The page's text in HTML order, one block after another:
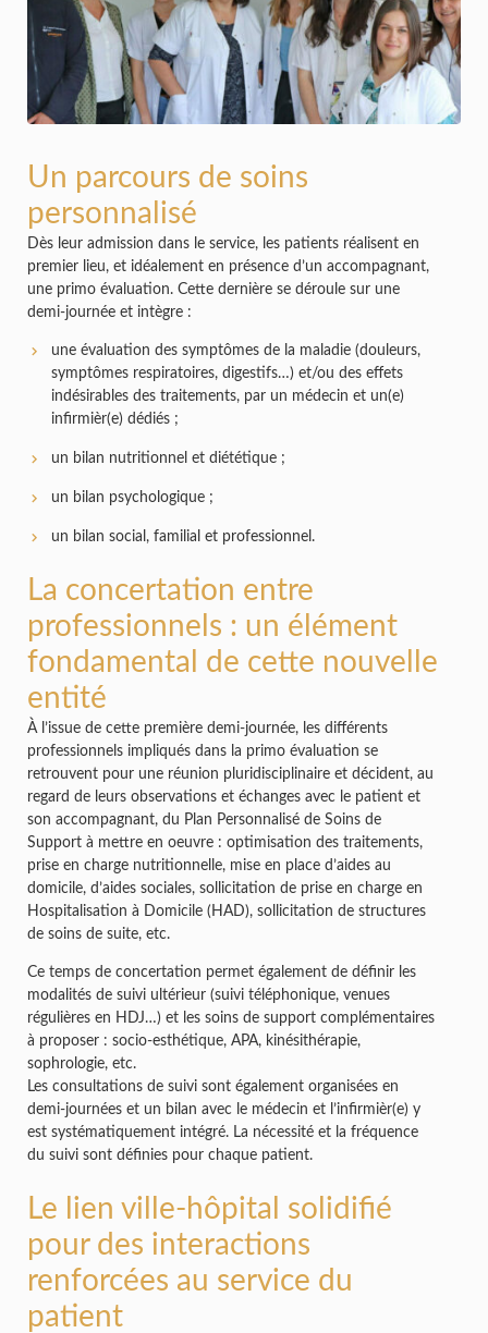
Un parcours de soins
personnalisé
Dès leur admission dans le service, les patients réalisent en
premier lieu, et idéalement en présence d’un accompagnant,
une primo évaluation. Cette dernière se déroule sur une
demi-journée et intègre :
une évaluation des symptômes de la maladie (douleurs,
symptômes respiratoires, digestifs…) et/ou des effets
indésirables des traitements, par un médecin et un(e)
infirmièr(e) dédiés ;
un bilan nutritionnel et diététique ;
un bilan psychologique ;
un bilan social, familial et professionnel.
La concertation entre
professionnels : un élément
fondamental de cette nouvelle
entité
À l’issue de cette première demi-journée, les différents
professionnels impliqués dans la primo évaluation se
retrouvent pour une réunion pluridisciplinaire et décident, au
regard de leurs observations et échanges avec le patient et
son accompagnant, du Plan Personnalisé de Soins de
Support à mettre en oeuvre : optimisation des traitements,
prise en charge nutritionnelle, mise en place d’aides au
domicile, d’aides sociales, sollicitation de prise en charge en
Hospitalisation à Domicile (HAD), sollicitation de structures
de soins de suite, etc.
Ce temps de concertation permet également de définir les
modalités de suivi ultérieur (suivi téléphonique, venues
régulières en HDJ…) et les soins de support complémentaires
à proposer : socio-esthétique, APA, kinésithérapie,
sophrologie, etc.
Les consultations de suivi sont également organisées en
demi-journées et un bilan avec le médecin et l’infirmièr(e) y
est systématiquement intégré. La nécessité et la fréquence
du suivi sont définies pour chaque patient.
Le lien ville-hôpital solidifié
pour des interactions
renforcées au service du
patient